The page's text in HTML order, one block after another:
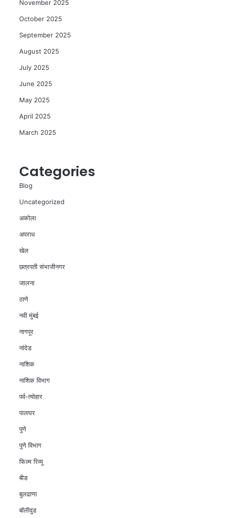
November 2025
October 2025
September 2025
August 2025
July 2025
June 2025
May 2025
April 2025
March 2025
Categories
Blog
Uncategorized
अकोला
अपराध
खेल
छत्रपती संभाजीनगर
जालना
ठाणे
नवी मुंबई
नागपूर
नांदेड
नाशिक
नाशिक विभाग
पर्व-त्योहार
पालघर
पुणे
पुणे विभाग
फिल्म रिव्यू
बीड
बुलढाणा
बॉलीवुड